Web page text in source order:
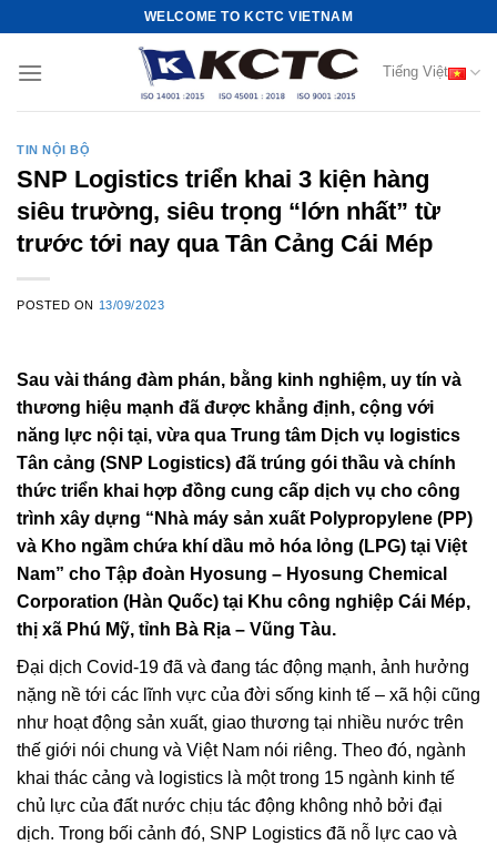
content
WELCOME TO KCTC VIETNAM
Tiếng Việt
TIN NỘI BỘ
SNP Logistics triển khai 3 kiện hàng
siêu trường, siêu trọng “lớn nhất” từ
trước tới nay qua Tân Cảng Cái Mép
POSTED ON 13/09/2023
Sau vài tháng đàm phán, bằng kinh nghiệm, uy tín và
thương hiệu mạnh đã được khẳng định, cộng với
năng lực nội tại, vừa qua Trung tâm Dịch vụ logistics
Tân cảng (SNP Logistics) đã trúng gói thầu và chính
thức triển khai hợp đồng cung cấp dịch vụ cho công
trình xây dựng “Nhà máy sản xuất Polypropylene (PP)
và Kho ngầm chứa khí dầu mỏ hóa lỏng (LPG) tại Việt
Nam” cho Tập đoàn Hyosung – Hyosung Chemical
Corporation (Hàn Quốc) tại Khu công nghiệp Cái Mép,
thị xã Phú Mỹ, tỉnh Bà Rịa – Vũng Tàu.
Đại dịch Covid-19 đã và đang tác động mạnh, ảnh hưởng
nặng nề tới các lĩnh vực của đời sống kinh tế – xã hội cũng
như hoạt động sản xuất, giao thương tại nhiều nước trên
thế giới nói chung và Việt Nam nói riêng. Theo đó, ngành
khai thác cảng và logistics là một trong 15 ngành kinh tế
chủ lực của đất nước chịu tác động không nhỏ bởi đại
dịch. Trong bối cảnh đó, SNP Logistics đã nỗ lực cao và